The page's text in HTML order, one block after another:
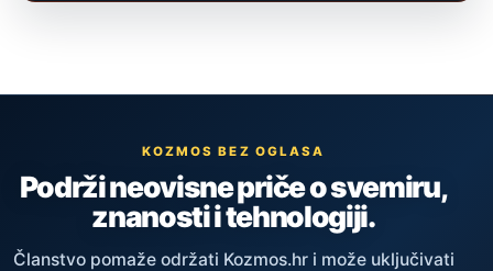
KOZMOS BEZ OGLASA
Podrži neovisne priče o svemiru,
znanosti i tehnologiji.
Članstvo pomaže održati Kozmos.hr i može uključivati